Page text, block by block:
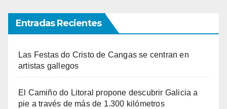
Entradas Recientes
Las Festas do Cristo de Cangas se centran en
artistas gallegos
El Camiño do Litoral propone descubrir Galicia a
pie a través de más de 1.300 kilómetros